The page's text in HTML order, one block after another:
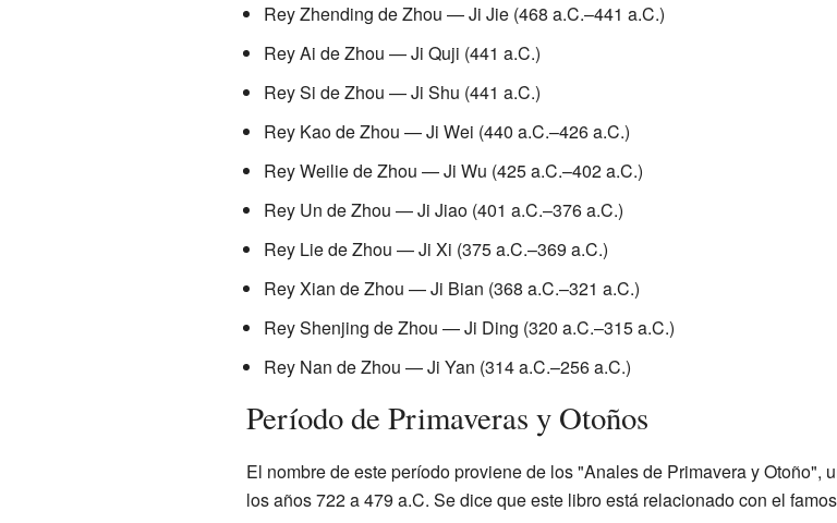
Rey Zhending de Zhou — Ji Jie (468 a.C.–441 a.C.)
Rey Ai de Zhou — Ji Quji (441 a.C.)
Rey Si de Zhou — Ji Shu (441 a.C.)
Rey Kao de Zhou — Ji Wei (440 a.C.–426 a.C.)
Rey Weilie de Zhou — Ji Wu (425 a.C.–402 a.C.)
Rey Un de Zhou — Ji Jiao (401 a.C.–376 a.C.)
Rey Lie de Zhou — Ji Xi (375 a.C.–369 a.C.)
Rey Xian de Zhou — Ji Bian (368 a.C.–321 a.C.)
Rey Shenjing de Zhou — Ji Ding (320 a.C.–315 a.C.)
Rey Nan de Zhou — Ji Yan (314 a.C.–256 a.C.)
Período de Primaveras y Otoños
El nombre de este período proviene de los "Anales de Primavera y Otoño",
los años 722 a 479 a.C. Se dice que este libro está relacionado con el